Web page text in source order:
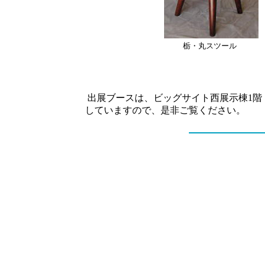
栃・丸スツール
出展ブースは、ビッグサイト西展示棟1
していますので、是非ご覧ください。